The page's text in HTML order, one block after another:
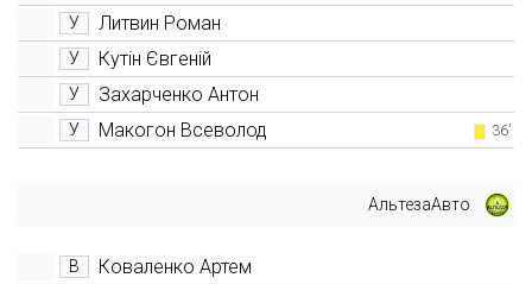
У Литвин Роман
У Кутін Євгеній
У Захарченко Антон
У Макогон Всеволод 36'
АльтезаАвто
В Коваленко Артем